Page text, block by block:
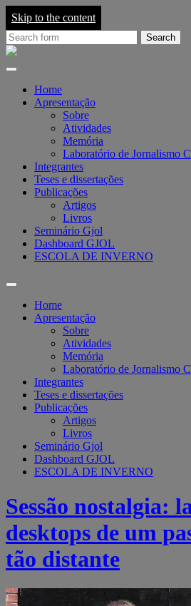
Skip to the content
Search
for:Grupo
em
Jornalismo
Home
Apresentação
Sobre
Atividades
Memória
Laboratório de Jornalismo
Integrantes
Teses e dissertações
Publicações
Artigos
Livros
Seminário Gjol
Dashboard GJOL
ESCOLA DE INVERNO
Toggle
search
field
Home
Apresentação
Sobre
Atividades
Memória
Laboratório de Jornalismo
Integrantes
Teses e dissertações
Publicações
Artigos
Livros
Seminário Gjol
Dashboard GJOL
ESCOLA DE INVERNO
Sessão nostalgia:
desktops de um
tão distante